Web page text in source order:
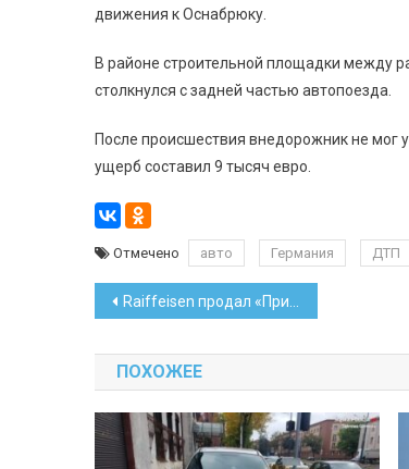
движения к Оснабрюку.
В районе строительной площадки между
столкнулся с задней частью автопоезда.
После происшествия внедорожник не мог
ущерб составил 9 тысяч евро.
Отмечено авто Германия ДТП
Навигация
по
записям
Raiffeisen продал «Приорбанк» инвесторам из ОАЭ
ПОХОЖЕЕ